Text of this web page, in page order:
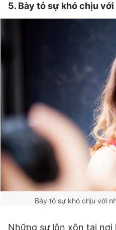
5. Bày tỏ sự khó chịu
Bảy tỏ sự khó chịu với
Những sự lộn xộn tại nơi